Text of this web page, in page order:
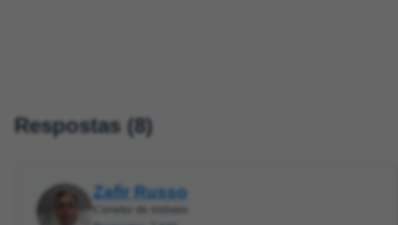
Respostas (8)
Zafir Russo